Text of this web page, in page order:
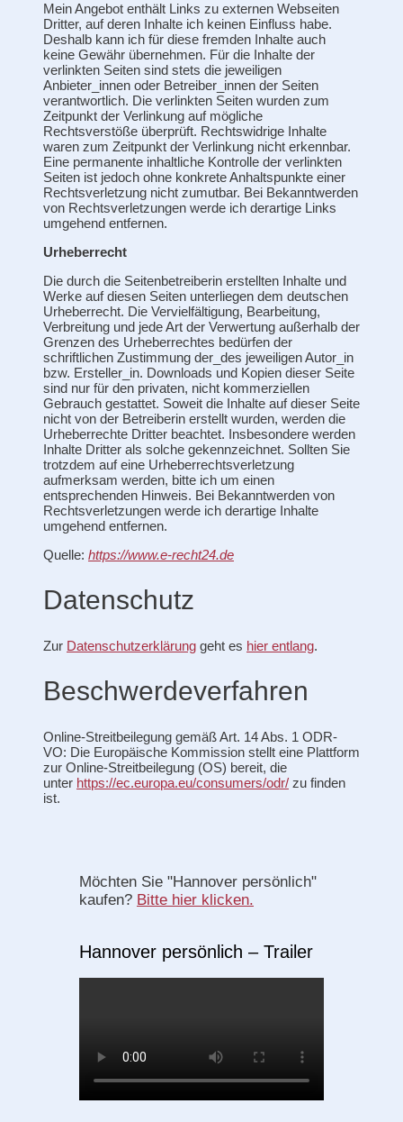
Mein Angebot enthält Links zu externen Webseiten
Dritter, auf deren Inhalte ich keinen Einfluss habe.
Deshalb kann ich für diese fremden Inhalte auch
keine Gewähr übernehmen. Für die Inhalte der
verlinkten Seiten sind stets die jeweiligen
Anbieter_innen oder Betreiber_innen der Seiten
verantwortlich. Die verlinkten Seiten wurden zum
Zeitpunkt der Verlinkung auf mögliche
Rechtsverstöße überprüft. Rechtswidrige Inhalte
waren zum Zeitpunkt der Verlinkung nicht erkennbar.
Eine permanente inhaltliche Kontrolle der verlinkten
Seiten ist jedoch ohne konkrete Anhaltspunkte einer
Rechtsverletzung nicht zumutbar. Bei Bekanntwerden
von Rechtsverletzungen werde ich derartige Links
umgehend entfernen.
Urheberrecht
Die durch die Seitenbetreiberin erstellten Inhalte und
Werke auf diesen Seiten unterliegen dem deutschen
Urheberrecht. Die Vervielfältigung, Bearbeitung,
Verbreitung und jede Art der Verwertung außerhalb der
Grenzen des Urheberrechtes bedürfen der
schriftlichen Zustimmung der_des jeweiligen Autor_in
bzw. Ersteller_in. Downloads und Kopien dieser Seite
sind nur für den privaten, nicht kommerziellen
Gebrauch gestattet. Soweit die Inhalte auf dieser Seite
nicht von der Betreiberin erstellt wurden, werden die
Urheberrechte Dritter beachtet. Insbesondere werden
Inhalte Dritter als solche gekennzeichnet. Sollten Sie
trotzdem auf eine Urheberrechtsverletzung
aufmerksam werden, bitte ich um einen
entsprechenden Hinweis. Bei Bekanntwerden von
Rechtsverletzungen werde ich derartige Inhalte
umgehend entfernen.
Quelle: https://www.e-recht24.de
Datenschutz
Zur Datenschutzerklärung geht es hier entlang.
Beschwerdeverfahren
Online-Streitbeilegung gemäß Art. 14 Abs. 1 ODR-
VO: Die Europäische Kommission stellt eine Plattform
zur Online-Streitbeilegung (OS) bereit, die
unter https://ec.europa.eu/consumers/odr/ zu finden
ist.
Möchten Sie "Hannover persönlich"
kaufen? Bitte hier klicken.
Hannover persönlich – Trailer